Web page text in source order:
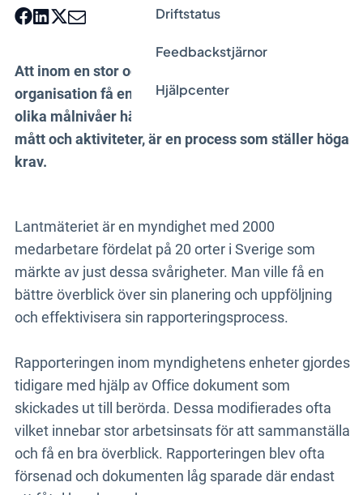
Driftstatus
Feedbackstjärnor
Hjälpcenter
Att inom en stor och geografiskt spridd
organisation få en enhetlig och samlad bild av hur
olika målnivåer hänger ihop samt kopplingen till
mått och aktiviteter, är en process som ställer höga
krav.
Lantmäteriet är en myndighet med 2000
medarbetare fördelat på 20 orter i Sverige som
märkte av just dessa svårigheter. Man ville få en
bättre överblick över sin planering och uppföljning
och effektivisera sin rapporteringsprocess.
Rapporteringen inom myndighetens enheter gjordes
tidigare med hjälp av Office dokument som
skickades ut till berörda. Dessa modifierades ofta
vilket innebar stor arbetsinsats för att sammanställa
och få en bra överblick. Rapporteringen blev ofta
försenad och dokumenten låg sparade där endast